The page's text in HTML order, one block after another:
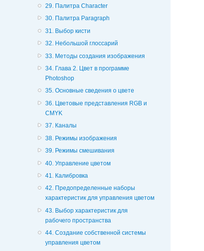
29. Палитра Character
30. Палитра Paragraph
31. Выбор кисти
32. Небольшой глоссарий
33. Методы создания изображения
34. Глава 2. Цвет в программе
Photoshop
35. Основные сведения о цвете
36. Цветовые представления RGB и
CMYK
37. Каналы
38. Режимы изображения
39. Режимы смешивания
40. Управление цветом
41. Калибровка
42. Предопределенные наборы
характеристик для управления цветом
43. Выбор характеристик для
рабочего пространства
44. Создание собственной системы
управления цветом